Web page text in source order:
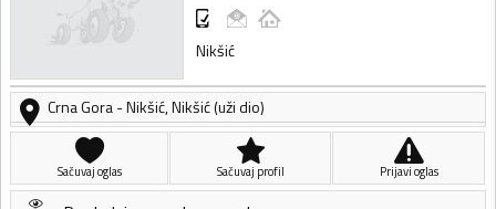
Nikšić
Crna Gora-Nikšić,Nikšić (uži dio)
Sačuvaj oglas Sačuvaj profil Prijavi oglas